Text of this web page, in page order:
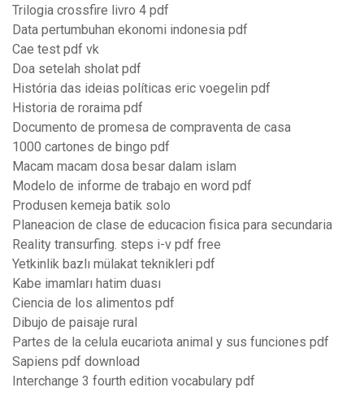
Trilogia crossfire livro 4 pdf
Data pertumbuhan ekonomi indonesia pdf
Cae test pdf vk
Doa setelah sholat pdf
História das ideias políticas eric voegelin pdf
Historia de roraima pdf
Documento de promesa de compraventa de casa
1000 cartones de bingo pdf
Macam macam dosa besar dalam islam
Modelo de informe de trabajo en word pdf
Produsen kemeja batik solo
Planeacion de clase de educacion fisica para secundaria
Reality transurfing. steps i-v pdf free
Yetkinlik bazlı mülakat teknikleri pdf
Kabe imamları hatim duası
Ciencia de los alimentos pdf
Dibujo de paisaje rural
Partes de la celula eucariota animal y sus funciones pdf
Sapiens pdf download
Interchange 3 fourth edition vocabulary pdf